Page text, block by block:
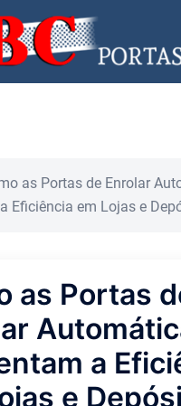
as Portas de Enrolar
Eficiência em Lojas e
as Portas
a
e